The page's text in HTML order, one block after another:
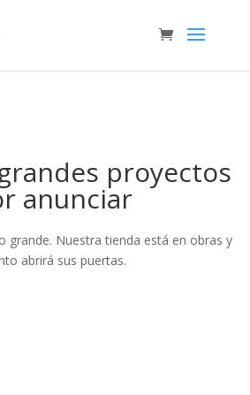
proyectos
anunciar
grande. Nuestra tienda está en obras y
abrirá sus puertas.